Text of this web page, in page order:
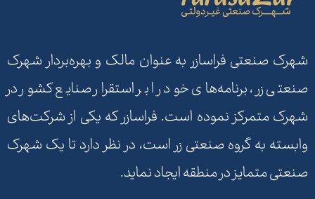
شهرک صنعتی فراسازر به عنوان مالک و بهره‌بردار شهرک
صنعتی زر، برنامه‌های خود را بر استقرار صنایع کشور در
شهرک متمرکز نموده است. فراسازر که یکی از شرکت‌های
وابسته به گروه صنعتی زر است، در نظر دارد تا یک شهرک
صنعتی متمایز در منطقه ایجاد نماید.